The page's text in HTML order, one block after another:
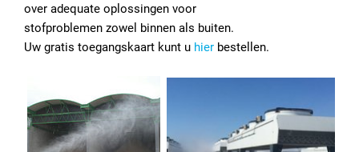
over adequate oplossingen voor
stofproblemen zowel binnen als buiten.
Uw gratis toegangskaart kunt u hier bestellen.